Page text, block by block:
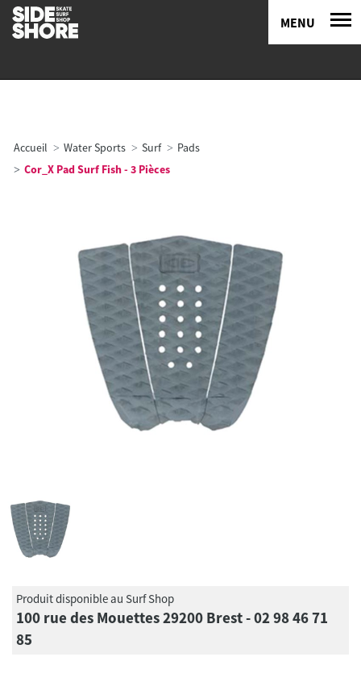
MENU
Accueil Water Sports Surf
Pads
Cor_X Pad Surf Fish - 3 Pièces
Produit disponible au Surf Shop
100 rue des Mouettes 29200 Brest - 02 98 46 71
85